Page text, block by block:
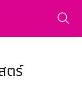
ตร์